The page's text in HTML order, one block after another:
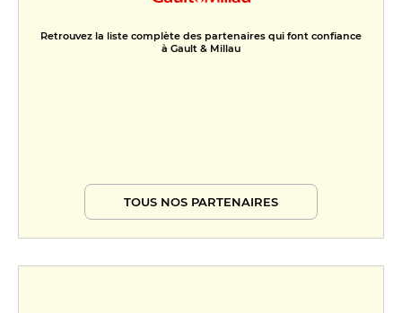
Retrouvez la liste complète des partenaires qui font confiance
à Gault & Millau
TOUS NOS PARTENAIRES